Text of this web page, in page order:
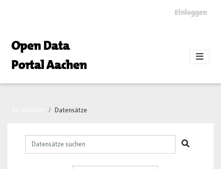
Einloggen
Open Data
Portal Aachen
Datensätze